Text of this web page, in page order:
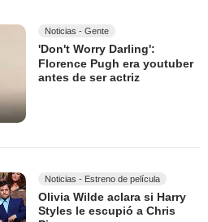
Noticias - Gente
'Don't Worry Darling':
Florence Pugh era youtuber
antes de ser actriz
Noticias - Estreno de película
Olivia Wilde aclara si Harry
Styles le escupió a Chris